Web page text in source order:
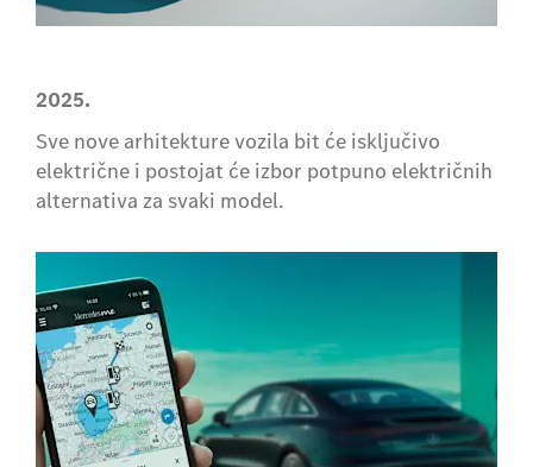
2025.
Sve nove arhitekture vozila bit će isključivo
električne i postojat će izbor potpuno električnih
alternativa za svaki model.